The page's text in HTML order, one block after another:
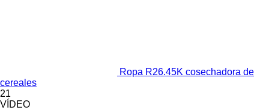
Ropa R26.45K cosechadora de
cereales
21
VÍDEO